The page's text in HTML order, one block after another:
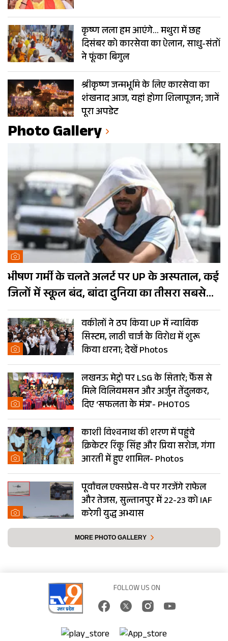
कृष्ण लला हम आएंगे… मथुरा में छह
दिसंबर को कारसेवा का ऐलान, साधु-संतों
ने फूंका बिगुल
श्रीकृष्ण जन्मभूमि के लिए कारसेवा का
शंखनाद आज, यहां होगा शिलापूजन; जानें
पूरा अपडेट
Photo Gallery
भीषण गर्मी के चलते अलर्ट पर UP के अस्पताल, कई
जिलों में स्कूल बंद, बांदा दुनिया का तीसरा सबसे
गर्म शहर
वकीलों ने ठप किया UP में न्यायिक
सिस्टम, लाठी चार्ज के विरोध में शुरू
किया धरना; देखें Photos
लखनऊ मेट्रो पर LSG के सितारे; फैंस से
मिले विलियमसन और अर्जुन तेंदुलकर,
दिए ‘सफलता के मंत्र’- PHOTOS
काशी विश्वनाथ की शरण में पहुंचे
क्रिकेटर रिंकू सिंह और प्रिया सरोज, गंगा
आरती में हुए शामिल- Photos
पूर्वांचल एक्सप्रेस-वे पर गरजेंगे राफेल
और तेजस, सुल्तानपुर में 22-23 को IAF
करेगी युद्ध अभ्यास
MORE PHOTO GALLERY
FOLLOW US ON